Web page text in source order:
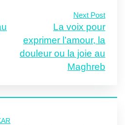
Next Post
La voix pour
exprimer l’amour, la
douleur ou la joie au
Maghreb